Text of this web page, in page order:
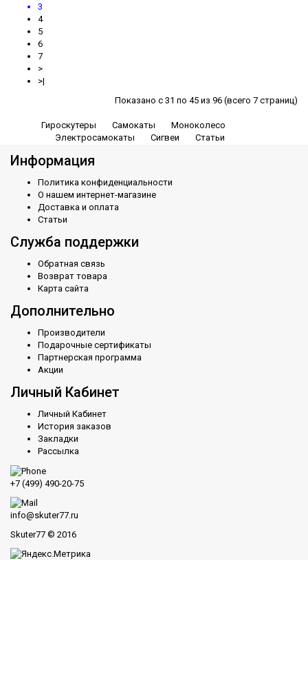
3
4
5
6
7
>
>|
Показано с 31 по 45 из 96 (всего 7 страниц)
Гироскутеры Самокаты
Моноколесо
Электросамокаты
Сигвеи Статьи
Информация
Политика конфиденциальности
О нашем интернет-магазине
Доставка и оплата
Статьи
Служба поддержки
Обратная связь
Возврат товара
Карта сайта
Дополнительно
Производители
Подарочные сертификаты
Партнерская программа
Акции
Личный Кабинет
Личный Кабинет
История заказов
Закладки
Рассылка
+7 (499) 490-20-75
info@skuter77.ru
Skuter77 © 2016